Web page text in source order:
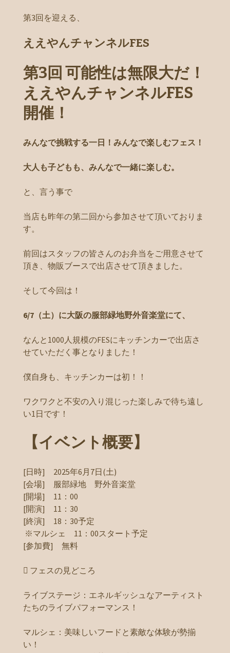
第3回を迎える、
ええやんチャンネルFES
第3回 可能性は無限大だ！
ええやんチャンネルFES
開催！
みんなで挑戦する一日！みんなで楽しむフェス！
大人も子どもも、みんなで一緒に楽しむ。
と、言う事で
当店も昨年の第二回から参加させて頂いておりま
す。
前回はスタッフの皆さんのお弁当をご用意させて
頂き、物販ブースで出店させて頂きました。
そして今回は！
6/7（土）に大阪の服部緑地野外音楽堂にて、
なんと1000人規模のFESにキッチンカーで出店さ
せていただく事となりました！
僕自身も、キッチンカーは初！！
ワクワクと不安の入り混じった楽しみで待ち遠し
い1日です！
【イベント概要】
[日時] 2025年6月7日(土)
[会場] 服部緑地 野外音楽堂
[開場] 11：00
[開演] 11：30
[終演] 18：30予定
※マルシェ 11：00スタート予定
[参加費] 無料
 フェスの見どころ
ライブステージ：エネルギッシュなアーティスト
たちのライブパフォーマンス！
マルシェ：美味しいフードと素敵な体験が勢揃
い！